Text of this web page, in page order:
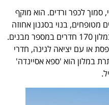
סמוך לכפר ורדים. הוא מוקף
בנוי בסגנון אחוזה
ספרדית ומשקיף אל נופים קסומים. במלון 170 חדרים במספר מבנים.
או עם יציאה לגינה, חדרי
במלון הוא 'ספא אסיינדה'